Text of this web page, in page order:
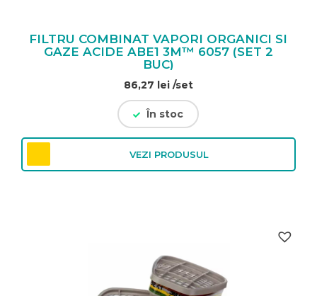
FILTRU COMBINAT VAPORI ORGANICI SI
GAZE ACIDE ABE1 3M™ 6057 (SET 2
BUC)
86,27 lei /set
În stoc
VEZI PRODUSUL